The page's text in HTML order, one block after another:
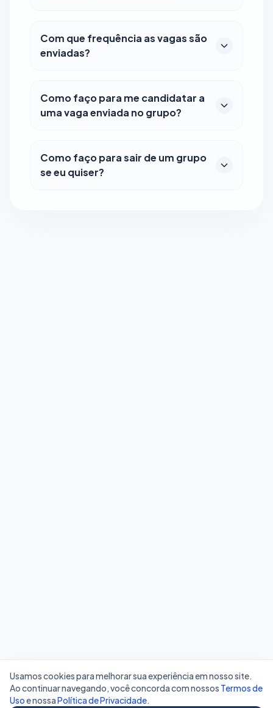
Com que frequência as vagas são
enviadas?
Como faço para me candidatar a
uma vaga enviada no grupo?
Como faço para sair de um grupo
se eu quiser?
Usamos cookies para melhorar sua experiência em nosso site.
Ao continuar navegando, você concorda com nossos Termos de
Usoe nossaPolítica de Privacidade.